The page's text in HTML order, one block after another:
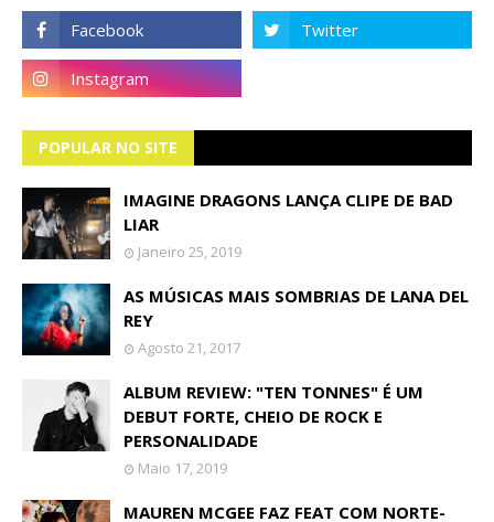
POPULAR NO SITE
IMAGINE DRAGONS LANÇA CLIPE DE BAD
LIAR
Janeiro 25, 2019
AS MÚSICAS MAIS SOMBRIAS DE LANA DEL
REY
Agosto 21, 2017
ALBUM REVIEW: "TEN TONNES" É UM
DEBUT FORTE, CHEIO DE ROCK E
PERSONALIDADE
Maio 17, 2019
MAUREN MCGEE FAZ FEAT COM NORTE-